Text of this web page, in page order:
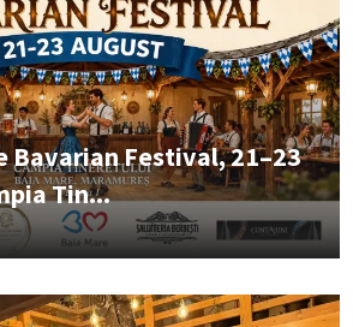
Bavarian Festival, 21–23
Tin...